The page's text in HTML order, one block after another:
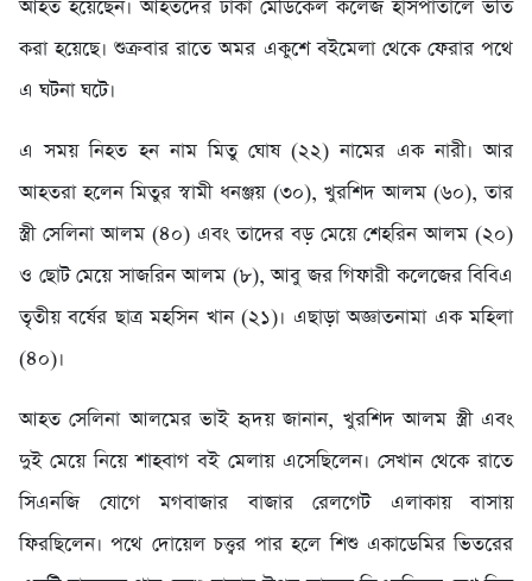
আহত হয়েছেন। আহত‌দের ঢাকা মেডিকেল কলেজ হাসপাতালে ভর্তি
করা হয়েছে। শুক্রবার রাতে অমর একু‌শে বই‌মেলা থে‌কে ফেরার প‌থে
এ ঘটনা ঘ‌টে।
এ সময় নিহত হন নাম মিতু ঘোষ (২২) না‌মের এক নারী। আর
আহতরা হলেন মিতুর স্বামী ধনঞ্জয় (৩০), খুরশিদ আলম (৬০), তার
স্ত্রী সেলিনা আলম (৪০) এবং তাদের বড় মেয়ে শেহরিন আলম (২০)
ও ছোট মেয়ে সাজরিন আলম (৮), আবু জর গিফারী কলেজের বিবিএ
তৃতীয় বর্ষের ছাত্র মহসিন খান (২১)। এছাড়া অজ্ঞাতনামা এক মহিলা
(৪০)।
আহত সেলিনা আলমের ভাই হৃদয় জানান, খুরশিদ আলম স্ত্রী এবং
দুই মেয়ে নিয়ে শাহবাগ বই মেলায় এসেছিলেন। সেখান থেকে রাতে
সিএনজি যোগে মগবাজার বাজার রেলগেট এলাকায় বাসায়
ফিরছিলেন। পথে দোয়েল চত্ত্বর পার হলে শিশু একাডেমির ভিতরের